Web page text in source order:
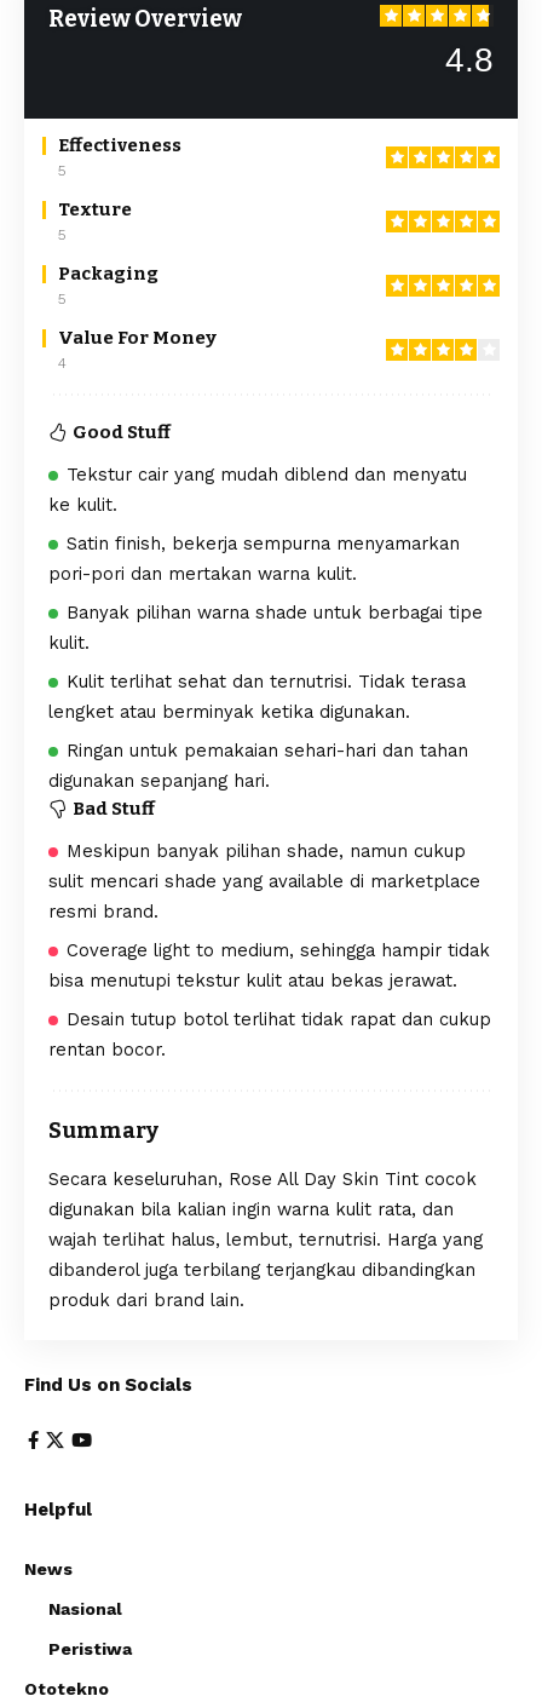
Review Overview
4.8
Effectiveness
5
Texture
5
Packaging
5
Value For Money
4
Good Stuff
Tekstur cair yang mudah diblend dan menyatu
ke kulit.
Satin finish, bekerja sempurna menyamarkan
pori-pori dan mertakan warna kulit.
Banyak pilihan warna shade untuk berbagai tipe
kulit.
Kulit terlihat sehat dan ternutrisi. Tidak terasa
lengket atau berminyak ketika digunakan.
Ringan untuk pemakaian sehari-hari dan tahan
digunakan sepanjang hari.
Bad Stuff
Meskipun banyak pilihan shade, namun cukup
sulit mencari shade yang available di marketplace
resmi brand.
Coverage light to medium, sehingga hampir tidak
bisa menutupi tekstur kulit atau bekas jerawat.
Desain tutup botol terlihat tidak rapat dan cukup
rentan bocor.
Summary
Secara keseluruhan, Rose All Day Skin Tint cocok
digunakan bila kalian ingin warna kulit rata, dan
wajah terlihat halus, lembut, ternutrisi. Harga yang
dibanderol juga terbilang terjangkau dibandingkan
produk dari brand lain.
Find Us on Socials
Helpful
News
Nasional
Peristiwa
Ototekno